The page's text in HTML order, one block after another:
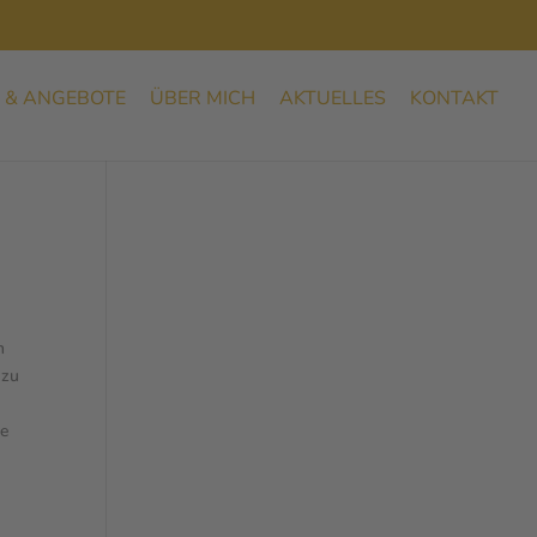
ANGEBOTE ÜBER MICH AKTUELLES KONTAKT